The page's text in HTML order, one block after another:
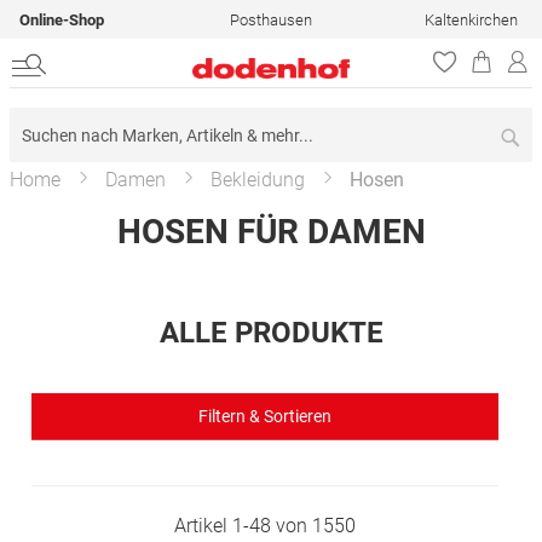
Online-Shop Posthausen Kaltenkirchen
Home Damen Bekleidung Hosen
HOSEN FÜR DAMEN
ALLE PRODUKTE
Filtern & Sortieren
Artikel 1-48 von 1550